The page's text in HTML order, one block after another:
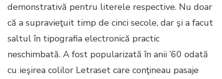
demonstrativă pentru literele respective. Nu doar
că a supravieţuit timp de cinci secole, dar şi a facut
saltul în tipografia electronică practic
neschimbată. A fost popularizată în anii ’60 odată
cu ieşirea colilor Letraset care conţineau pasaje